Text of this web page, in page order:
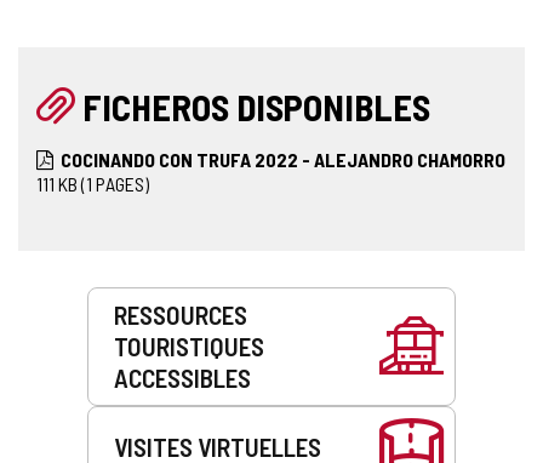
FICHEROS DISPONIBLES
COCINANDO CON TRUFA 2022 - ALEJANDRO CHAMORRO
111 KB(1 PAGES)
Prestations
RESSOURCES
TOURISTIQUES
ACCESSIBLES
VISITES VIRTUELLES